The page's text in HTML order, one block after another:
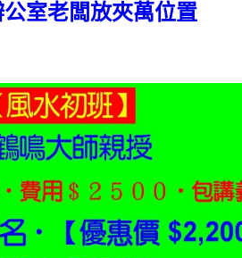
室老闆放夾萬位置